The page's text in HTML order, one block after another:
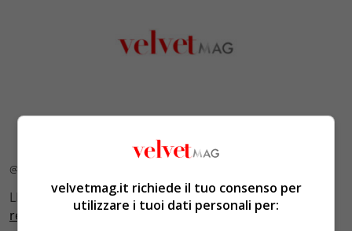
@MCFW-2022-Photo-Saverio-Chiappalone-
LEGGI ANCHE:Buon compleanno Cindy Crawford,
regina delle modelle
velvetmag.it richiede il tuo consenso per
utilizzare i tuoi dati personali per: